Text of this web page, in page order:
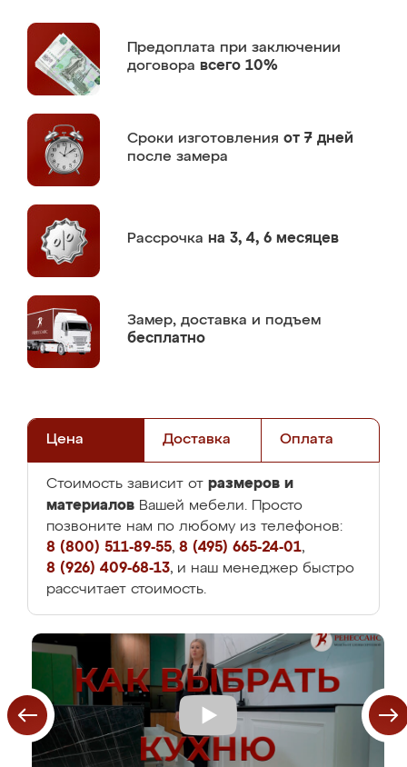
Предоплата при заключении
договора всего 10%
Сроки изготовления от 7 дней
после замера
Рассрочка на 3, 4, 6 месяцев
Замер, доставка и подъем
бесплатно
Цена Доставка Оплата
Стоимость зависит от размеров и
материалов Вашей мебели. Просто
позвоните нам по любому из телефонов:
8 (800) 511-89-55, 8 (495) 665-24-01,
8 (926) 409-68-13, и наш менеджер быстро
рассчитает стоимость.